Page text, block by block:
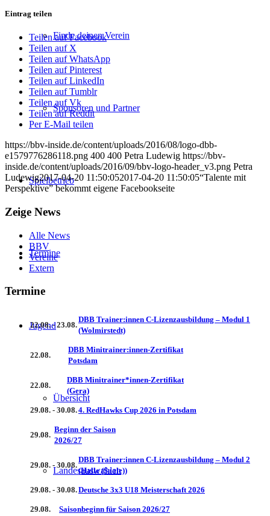
Finde deinen Verein
Sponsoren und Partner
Spielbetrieb
Termine
Jugend
Übersicht
Landesauswahlen
Eintrag teilen
Teilen auf Facebook
Teilen auf X
Teilen auf WhatsApp
Teilen auf Pinterest
Teilen auf LinkedIn
Teilen auf Tumblr
Teilen auf Vk
Teilen auf Reddit
Per E-Mail teilen
https://bbv-inside.de/content/uploads/2016/08/logo-dbb-
e1579776286118.png 400 400 Petra Ludewig https://bbv-
inside.de/content/uploads/2016/09/bbv-logo-header_v3.png Petra
Ludewig2017-04-20 11:50:052017-04-20 11:50:05“Talente mit
Perspektive” bekommt eigene Facebookseite
Zeige News
Alle News
BBV
Vereine
Extern
Termine
22.08. - 23.08.
DBB Trainer:innen C-Lizenzausbildung – Modul 1
(Wolmirstedt)
22.08.
DBB Minitrainer:innen-Zertifikat
Potsdam
22.08.
DBB Minitrainer*innen-Zertifikat
(Gera)
29.08. - 30.08.4. RedHawks Cup 2026 in Potsdam
29.08.
Beginn der Saison
2026/27
29.08. - 30.08.
DBB Trainer:innen C-Lizenzausbildung – Modul 2
(Halle (Saale))
29.08. - 30.08.Deutsche 3x3 U18 Meisterschaft 2026
29.08. Saisonbeginn für Saison 2026/27